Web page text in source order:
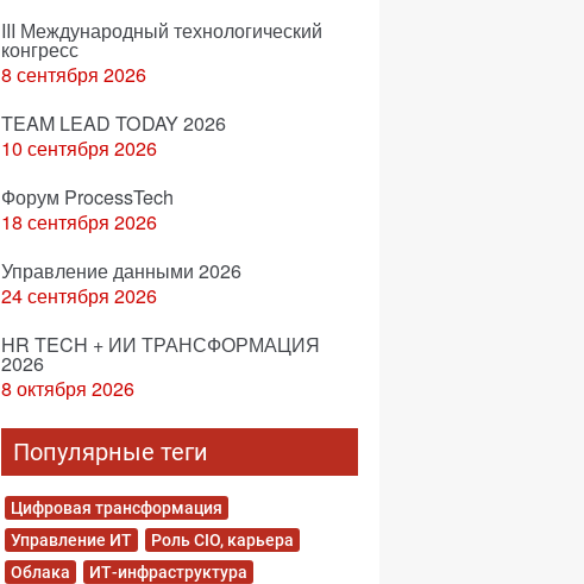
III Международный технологический
конгресс
8 сентября 2026
TEAM LEAD TODAY 2026
10 сентября 2026
Форум ProcessTech
18 сентября 2026
Управление данными 2026
24 сентября 2026
HR TECH + ИИ ТРАНСФОРМАЦИЯ
2026
8 октября 2026
Популярные теги
Цифровая трансформация
Управление ИТ
Роль CIO, карьера
Облака
ИТ-инфраструктура